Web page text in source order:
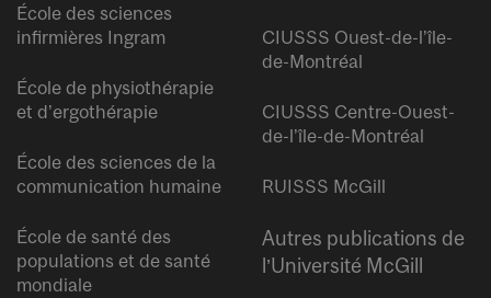
École des sciences
infirmières Ingram
École de physiothérapie
et d’ergothérapie
École des sciences de la
communication humaine
École de santé des
populations et de santé
mondiale
CIUSSS Ouest-de-l’île-
de-Montréal
CIUSSS Centre-Ouest-
de-l’île-de-Montréal
RUISSS McGill
Autres publications de
l’Université McGill